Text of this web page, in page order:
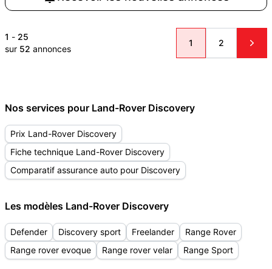
1 - 25
sur 52 annonces
1 2
Nos services pour Land-Rover Discovery
Prix Land-Rover Discovery
Fiche technique Land-Rover Discovery
Comparatif assurance auto pour Discovery
Les modèles Land-Rover Discovery
Defender Discovery sport Freelander
Range Rover
Range rover evoque
Range rover velar Range Sport